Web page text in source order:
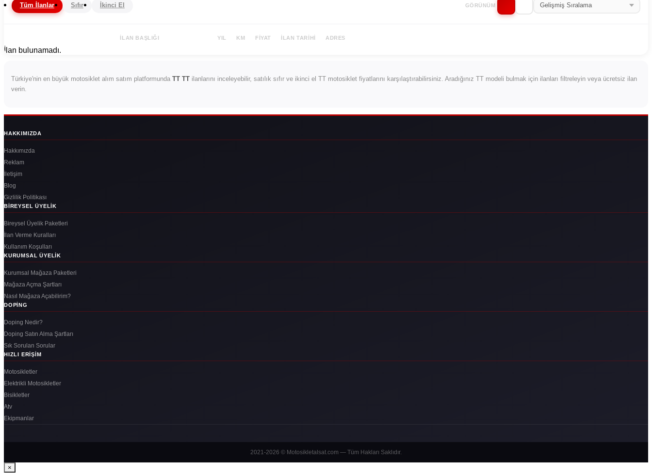
Tüm İlanlar Sıfır İkinci El GÖRÜNÜM
İLAN BAŞLIĞI YIL KM FIYAT İLAN TARIHI ADRES
İlan bulunamadı.
Türkiye'nin en büyük motosiklet alım satım platformunda TT TT ilanlarını inceleyebilir, satılık sıfır ve ikinci el TT motosiklet fiyatlarını karşılaştırabilirsiniz. Aradığınız TT modeli bulmak için ilanları filtreleyin veya ücretsiz ilan
verin.
HAKKIMIZDA
Hakkımızda
Reklam
İletişim
Blog
Gizlilik Politikası
BIREYSEL ÜYELIK
Bireysel Üyelik Paketleri
İlan Verme Kuralları
Kullanım Koşulları
KURUMSAL ÜYELIK
Kurumsal Mağaza Paketleri
Mağaza Açma Şartları
Nasıl Mağaza Açabilirim?
DOPING
Doping Nedir?
Doping Satın Alma Şartları
Sık Sorulan Sorular
HIZLI ERIŞIM
Motosikletler
Elektrikli Motosikletler
Bisikletler
Atv
Ekipmanlar
2021-2026 © Motosikletalsat.com — Tüm Hakları Saklıdır.
×